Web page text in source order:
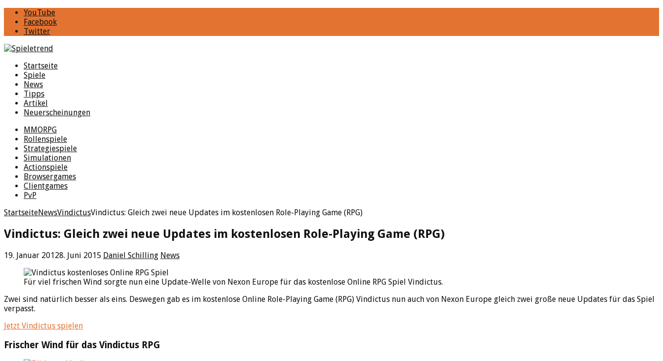
YouTube
Facebook
Twitter
Startseite
Spiele
News
Tipps
Artikel
Neuerscheinungen
MMORPG
Rollenspiele
Strategiespiele
Simulationen
Actionspiele
Browsergames
Clientgames
PvP
StartseiteNewsVindictusVindictus: Gleich zwei neue Updates im kostenlosen Role-Playing Game (RPG)
Vindictus: Gleich zwei neue Updates im kostenlosen Role-Playing Game (RPG)
19. Januar 20128. Juni 2015 Daniel Schilling News
Für viel frischen Wind sorgte nun eine Update-Welle von Nexon Europe für das kostenlose Online RPG Spiel Vindictus.
Zwei sind natürlich besser als eins. Deswegen gab es im kostenlose Online Role-Playing Game (RPG) Vindictus nun auch von Nexon Europe gleich zwei große neue Updates für das Spiel
verpasst.
Jetzt Vindictus spielen
Frischer Wind für das Vindictus RPG